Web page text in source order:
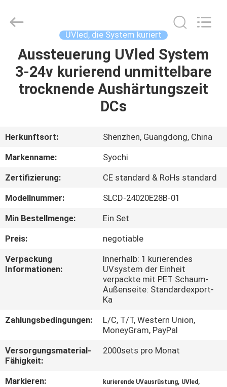
HAUS
PRODUKTE
UNS
AUSFLUG
QUALITÄTSKONTROLLE
TRETEN
SIE
IN
NACHRICHTEN
Electronics
Reserved.
UVled, die System kuriert
Aussteuerung UVled System
3-24v kurierend unmittelbare
trocknende Aushärtungszeit
DCs
Herkunftsort:
Shenzhen, Guangdong, China
Markenname:
Syochi
Zertifizierung:
CE standard & RoHs standard
Modellnummer:
SLCD-24020E28B-01
Min Bestellmenge:
Ein Set
Preis:
negotiable
Verpackung
Informationen:
Innerhalb: 1 kurierendes
UVsystem der Einheit
verpackte mit PET Schaum-
Außenseite: Standardexport-
Ka
Zahlungsbedingungen:
L/C, T/T, Western Union,
MoneyGram, PayPal
Versorgungsmaterial-
Fähigkeit:
2000sets pro Monat
Markieren: kurierende UVausrüstung, UVled ,